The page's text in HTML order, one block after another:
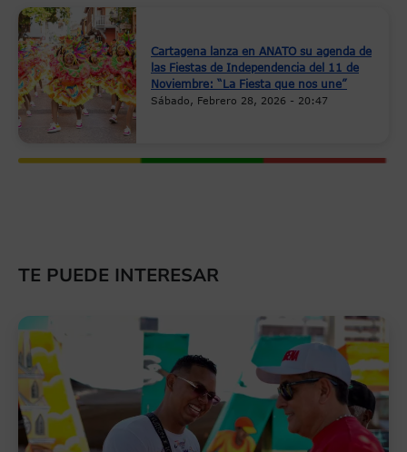
Cartagena lanza en ANATO su agenda de
las Fiestas de Independencia del 11 de
Noviembre: “La Fiesta que nos une”
Sábado, Febrero 28, 2026 - 20:47
TE PUEDE INTERESAR